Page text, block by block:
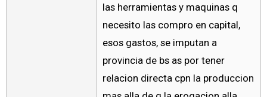
las herramientas y maquinas q
necesito las compro en capital,
esos gastos, se imputan a
provincia de bs as por tener
relacion directa cpn la produccion